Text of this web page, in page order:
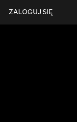
ZALOGUJ SIĘ